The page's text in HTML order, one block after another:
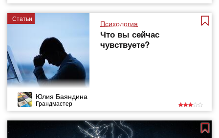
Статьи
Психология
Что вы сейчас
чувствуете?
Юлия Баяндина
Грандмастер